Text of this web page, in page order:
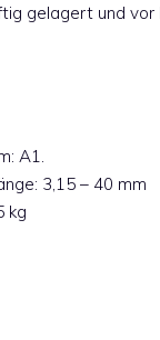
gelagert und
A1.
3,15 – 40 mm
kg